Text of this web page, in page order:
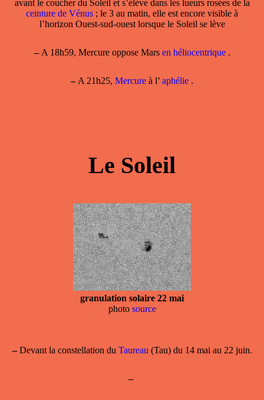
avant le coucher du Soleil et s’élève dans les lueurs rosées de la
ceinture de Vénus ; le 3 au matin, elle est encore visible à
l’horizon Ouest-sud-ouest lorsque le Soleil se lève
–A 18h59, Mercure oppose Mars en héliocentrique .
–A 21h25, Mercure à l’ aphélie .
Le Soleil
granulation solaire 22 mai
photo source
–Devant la constellation du Taureau (Tau) du 14 mai au 22 juin.
–